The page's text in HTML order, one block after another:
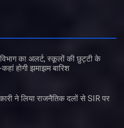
का अलर्ट, स्कूलों की छुट्टी के
होगी झमाझम बारिश
ने लिया राजनैतिक दलों से SIR पर